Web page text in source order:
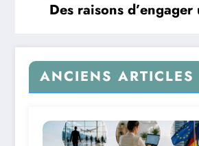
Des raisons
ANCIENS ARTICLES